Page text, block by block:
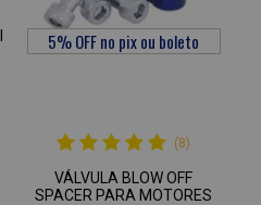
(8)
VÁLVULA BLOW OFF
SPACER PARA MOTORES